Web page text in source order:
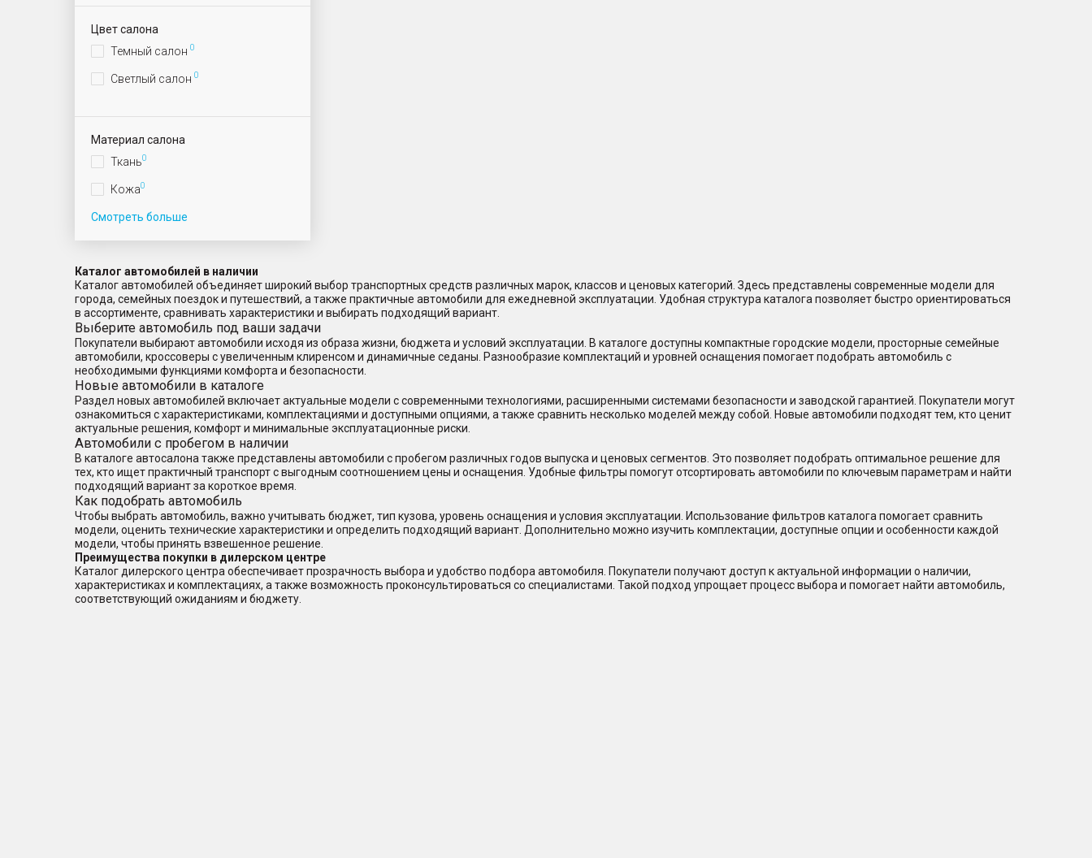
Цвет салона
Темный салон 0
Светлый салон 0
Материал салона
Ткань0
Кожа0
Смотреть больше
Каталог автомобилей в наличии
Каталог автомобилей объединяет широкий выбор транспортных средств различных марок, классов и ценовых категорий. Здесь представлены современные модели для
города, семейных поездок и путешествий, а также практичные автомобили для ежедневной эксплуатации. Удобная структура каталога позволяет быстро ориентироваться
в ассортименте, сравнивать характеристики и выбирать подходящий вариант.
Выберите автомобиль под ваши задачи
Покупатели выбирают автомобили исходя из образа жизни, бюджета и условий эксплуатации. В каталоге доступны компактные городские модели, просторные семейные
автомобили, кроссоверы с увеличенным клиренсом и динамичные седаны. Разнообразие комплектаций и уровней оснащения помогает подобрать автомобиль с
необходимыми функциями комфорта и безопасности.
Новые автомобили в каталоге
Раздел новых автомобилей включает актуальные модели с современными технологиями, расширенными системами безопасности и заводской гарантией. Покупатели могут
ознакомиться с характеристиками, комплектациями и доступными опциями, а также сравнить несколько моделей между собой. Новые автомобили подходят тем, кто ценит
актуальные решения, комфорт и минимальные эксплуатационные риски.
Автомобили с пробегом в наличии
В каталоге автосалона также представлены автомобили с пробегом различных годов выпуска и ценовых сегментов. Это позволяет подобрать оптимальное решение для
тех, кто ищет практичный транспорт с выгодным соотношением цены и оснащения. Удобные фильтры помогут отсортировать автомобили по ключевым параметрам и найти
подходящий вариант за короткое время.
Как подобрать автомобиль
Чтобы выбрать автомобиль, важно учитывать бюджет, тип кузова, уровень оснащения и условия эксплуатации. Использование фильтров каталога помогает сравнить
модели, оценить технические характеристики и определить подходящий вариант. Дополнительно можно изучить комплектации, доступные опции и особенности каждой
модели, чтобы принять взвешенное решение.
Преимущества покупки в дилерском центре
Каталог дилерского центра обеспечивает прозрачность выбора и удобство подбора автомобиля. Покупатели получают доступ к актуальной информации о наличии,
характеристиках и комплектациях, а также возможность проконсультироваться со специалистами. Такой подход упрощает процесс выбора и помогает найти автомобиль,
соответствующий ожиданиям и бюджету.